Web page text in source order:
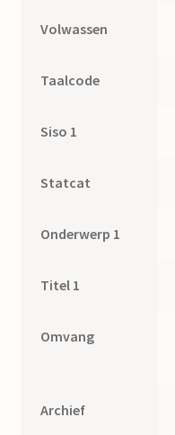
Volwassen
Taalcode
Siso 1
Statcat
Onderwerp 1
Titel 1
Omvang
Archief